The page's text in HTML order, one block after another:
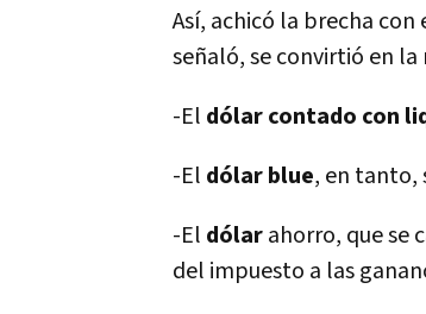
Así, achicó la brecha
señaló, se convirtió en
-El dólar contado con
-El dólar blue, en tanto,
-El dólarahorro, que se
del impuesto a las